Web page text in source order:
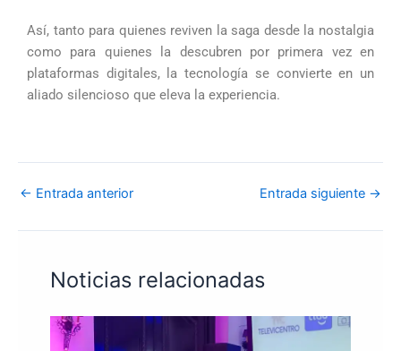
Así, tanto para quienes reviven la saga desde la nostalgia
como para quienes la descubren por primera vez en
plataformas digitales, la tecnología se convierte en un
aliado silencioso que eleva la experiencia.
← Entrada anterior Entrada siguiente →
Noticias relacionadas